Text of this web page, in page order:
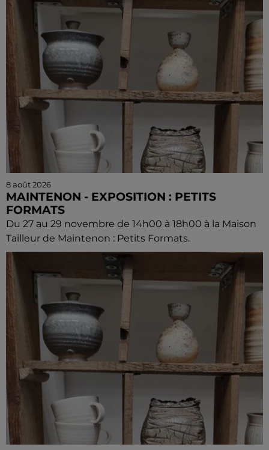
8 août 2026
MAINTENON - EXPOSITION : PETITS
FORMATS
Du 27 au 29 novembre de 14h00 à 18h00 à la Maison
Tailleur de Maintenon : Petits Formats.